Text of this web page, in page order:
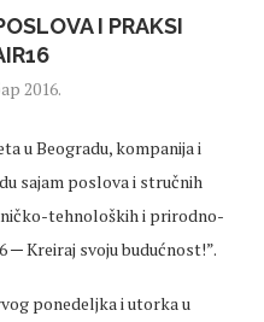
I PRAKSI
2016.
u Beogradu, kompanija i
sajam poslova i stručnih
tehnoloških i prirodno-
─ Kreiraj svoju budućnost!”.
ponedeljka i utorka u